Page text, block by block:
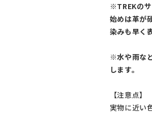
※TREKの
始めは革が
染みも早く
※水や雨な
します。
【注意点】
実物に近い